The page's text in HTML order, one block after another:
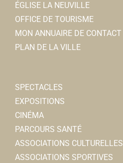
ÉGLISE LA NEUVILLE
OFFICE DE TOURISME
MON ANNUAIRE DE CONTACT
PLAN DE LA VILLE
SPECTACLES
EXPOSITIONS
CINÉMA
PARCOURS SANTÉ
ASSOCIATIONS CULTURELLES
ASSOCIATIONS SPORTIVES